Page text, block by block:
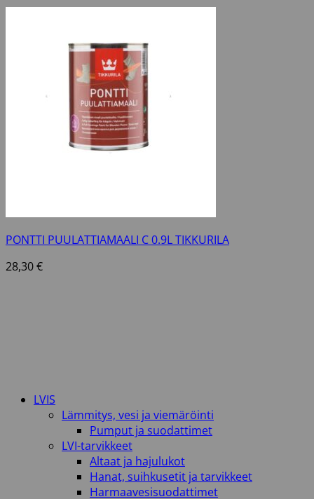
PONTTI PUULATTIAMAALI C 0.9L TIKKURILA
28,30€
LVIS
Lämmitys, vesi ja viemäröinti
Pumput ja suodattimet
LVI-tarvikkeet
Altaat ja hajulukot
Hanat, suihkusetit ja tarvikkeet
Harmaavesisuodattimet